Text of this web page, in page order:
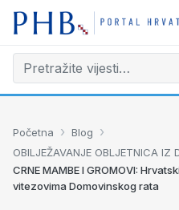
Početna › Blog ›
OBILJEŽAVANJE OBLJETNICA IZ
CRNE MAMBE I GROMOVI:
vitezovima Domovinskog rata